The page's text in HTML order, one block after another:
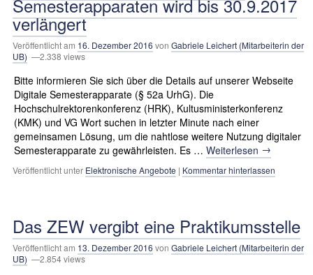
Semesterapparaten wird bis 30.9.2017
verlängert
Veröffentlicht am 16. Dezember 2016 von Gabriele Leichert (Mitarbeiterin der
UB) —2.338 views
Bitte informieren Sie sich über die Details auf unserer Webseite
Digitale Semesterapparate (§ 52a UrhG). Die
Hochschulrektorenkonferenz (HRK), Kultusministerkonferenz
(KMK) und VG Wort suchen in letzter Minute nach einer
gemeinsamen Lösung, um die nahtlose weitere Nutzung digitaler
Semesterapparate zu gewährleisten. Es … Weiterlesen →
Veröffentlicht unter Elektronische Angebote | Kommentar hinterlassen
Das ZEW vergibt eine Praktikumsstelle
Veröffentlicht am 13. Dezember 2016 von Gabriele Leichert (Mitarbeiterin der
UB) —2.854 views